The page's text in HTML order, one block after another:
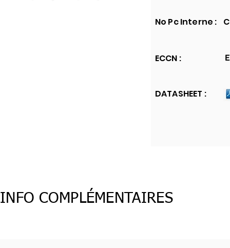
No Pc Interne :
ECCN :
DATASHEET :
INFO COMPLÉMENTAIRES